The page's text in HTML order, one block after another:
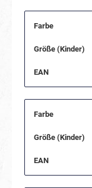
Farbe
Größe (Kinder)
EAN
Farbe
Größe (Kinder)
EAN